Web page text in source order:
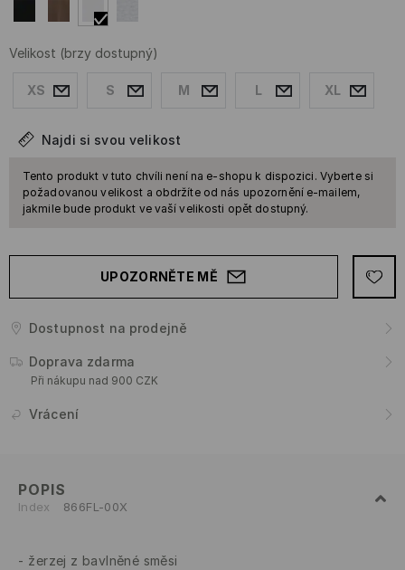
Velikost (brzy dostupný)
XS S M L XL
Najdi si svou velikost
Tento produkt v tuto chvíli není na e-shopu k dispozici. Vyberte si
požadovanou velikost a obdržíte od nás upozornění e-mailem,
jakmile bude produkt ve vaší velikosti opět dostupný.
UPOZORNĚTE MĚ
Dostupnost na prodejně
Doprava zdarma
Při nákupu nad 900 CZK
Vrácení
POPIS
Index 866FL-00X
žerzej z bavlněné směsi